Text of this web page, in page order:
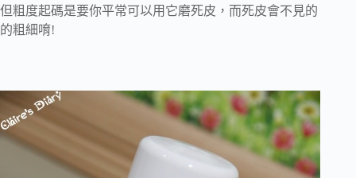
但粗度起碼是要你平常可以用它磨死皮，而死皮會不見的
的粗細唷!